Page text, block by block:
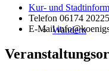
Wandern
Kur- und
Telefon 06174
E-Mail